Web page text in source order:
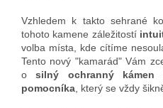
Vzhledem k takto sehrané
tohoto kamene záležitostí
volba místa, kde cítíme
Tento nový "kamarád" Vám
osilný ochranný kámen
pomocníka , který se vždy